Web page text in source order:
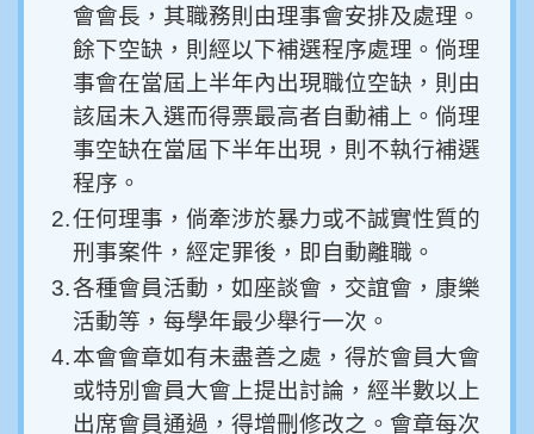
會會長，其職務則由理事會安排及處理。
餘下空缺，則經以下補選程序處理。倘理
事會在當屆上半年內出現職位空缺，則由
該屆未入選而得票最高者自動補上。倘理
事空缺在當屆下半年出現，則不執行補選
程序。
2.任何理事，倘牽涉於暴力或不誠實性質的
刑事案件，經定罪後，即自動離職。
3.各種會員活動，如座談會，交誼會，康樂
活動等，每學年最少舉行一次。
4.本會會章如有未盡善之處，得於會員大會
或特別會員大會上提出討論，經半數以上
出席會員通過，得增刪修改之。會章每次